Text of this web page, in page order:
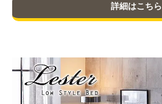
詳細はこちら